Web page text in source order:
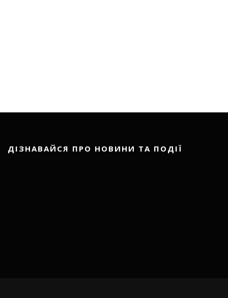
ДІЗНАВАЙСЯ ПРО НОВИНИ ТА ПОДІЇ